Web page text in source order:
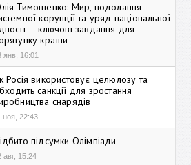
Тимошенко: Мир, подолання
корупції та уряд національної
— ключові завдання для
країни
янв, 16:01
Росія використовує целюлозу та
санкції для зростання
снарядів
ноя, 22:43
підсумки Олімпіади
авг, 15:24